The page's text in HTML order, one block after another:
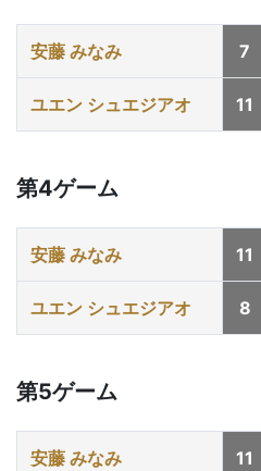
安藤 みなみ 7
ユエン シュエジアオ 11
第4ゲーム
安藤 みなみ 11
ユエン シュエジアオ 8
第5ゲーム
安藤 みなみ 11